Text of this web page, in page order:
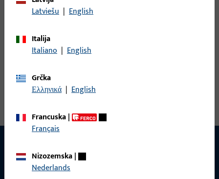
Ovdje besplatno preuzmite kataloge i brošure:
Na preuzimanja
KONTAKT
Latviešu | English
Italija
Italiano | English
Grčka
Ελληνικά | English
Francuska|
Français
Nizozemska|
Nederlands